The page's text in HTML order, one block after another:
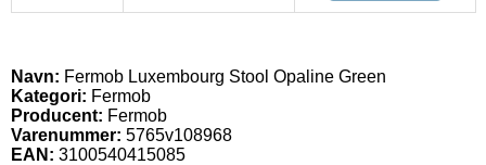
Navn: Fermob Luxembourg Stool Opaline Green
Kategori: Fermob
Producent: Fermob
Varenummer: 5765v108968
EAN: 3100540415085